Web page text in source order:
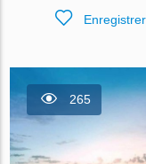
265